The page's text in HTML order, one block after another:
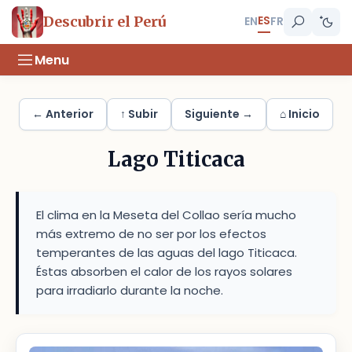
Descubrir el Perú ENESFR
Menu
← Anterior ↑ Subir Siguiente → ⌂ Inicio
Lago Titicaca
El clima en la Meseta del Collao sería mucho
más extremo de no ser por los efectos
temperantes de las aguas del lago Titicaca.
Éstas absorben el calor de los rayos solares
para irradiarlo durante la noche.